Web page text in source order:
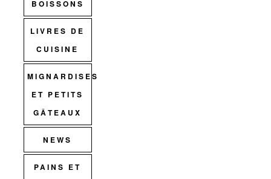
BOISSONS
LIVRES DE
CUISINE
MIGNARDISES
ET PETITS
GÂTEAUX
NEWS
PAINS ET